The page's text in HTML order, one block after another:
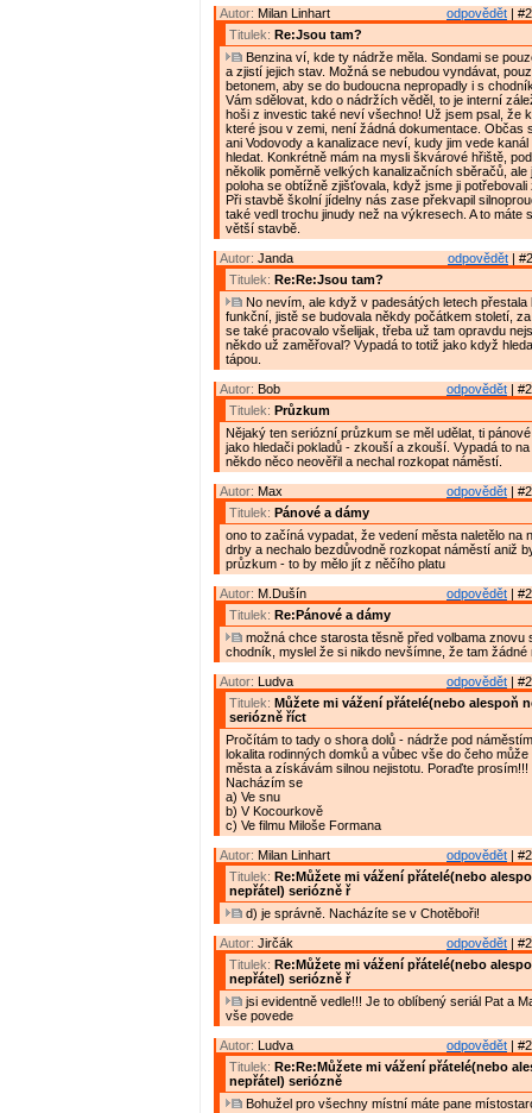
odpovědět |
Autor: Milan Linhart
Titulek: Re:Jsou tam?
Benzina ví, kde ty nádrže měla. Sondami se
a zjistí jejich stav. Možná se nebudou vyndávat,
betonem, aby se do budoucna nepropadly i s
Vám sdělovat, kdo o nádržích věděl, to je interní
hoši z investic také neví všechno! Už jsem psal, že
které jsou v zemi, není žádná dokumentace. Občas
ani Vodovody a kanalizace neví, kudy jim vede kanál
hledat. Konkrétně mám na mysli škvárové hřiště,
několik poměrně velkých kanalizačních sběračů, ale
poloha se obtížně zjišťovala, když jsme ji potřebovali
Při stavbě školní jídelny nás zase překvapil
také vedl trochu jinudy než na výkresech. A to máte
větší stavbě.
odpovědět |
Autor: Janda
Titulek: Re:Re:Jsou tam?
No nevím, ale když v padesátých letech přestala
funkční, jistě se budovala někdy počátkem století,
se také pracovalo všelijak, třeba už tam opravdu
někdo už zaměřoval? Vypadá to totiž jako když
tápou.
odpovědět |
Autor: Bob
Titulek: Průzkum
Nějaký ten seriózní průzkum se měl udělat, ti
jako hledači pokladů - zkouší a zkouší. Vypadá to
někdo něco neověřil a nechal rozkopat náměstí.
odpovědět |
Autor: Max
Titulek: Pánové a dámy
ono to začíná vypadat, že vedení města naletělo na
drby a nechalo bezdůvodně rozkopat náměstí aniž
průzkum - to by mělo jít z něčího platu
odpovědět |
Autor: M.Dušín
Titulek: Re:Pánové a dámy
možná chce starosta těsně před volbama znovu
chodník, myslel že si nikdo nevšímne, že tam žádné
odpovědět |
Autor: Ludva
Titulek: Můžete mi vážení přátelé(nebo alespoň
seriózně říct
Pročítám to tady o shora dolů - nádrže pod
lokalita rodinných domků a vůbec vše do čeho může
města a získávám silnou nejistotu. Poraďte prosím!!!
Nacházím se
a) Ve snu
b) V Kocourkově
c) Ve filmu Miloše Formana
odpovědět |
Autor: Milan Linhart
Titulek: Re:Můžete mi vážení přátelé(nebo
nepřátel) seriózně ř
d) je správně. Nacházíte se v Chotěboři!
odpovědět |
Autor: Jirčák
Titulek: Re:Můžete mi vážení přátelé(nebo
nepřátel) seriózně ř
jsi evidentně vedle!!! Je to oblíbený seriál Pat a
vše povede
odpovědět |
Autor: Ludva
Titulek: Re:Re:Můžete mi vážení přátelé(nebo
nepřátel) seriózně
Bohužel pro všechny místní máte pane